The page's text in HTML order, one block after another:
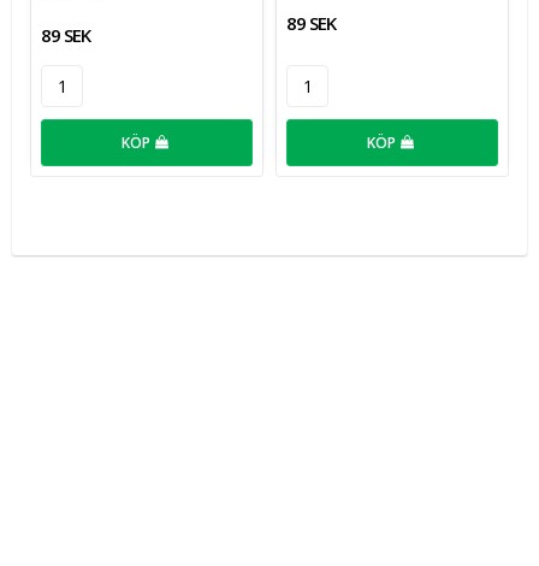
89 SEK
KÖP
89 SEK
KÖP